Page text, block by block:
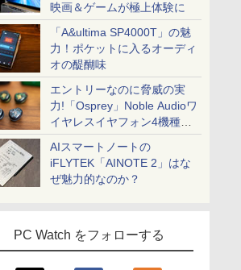
映画＆ゲームが極上体験に
「A&ultima SP4000T」の魅
力！ポケットに入るオーディ
オの醍醐味
エントリーなのに脅威の実
力!「Osprey」Noble Audioワ
イヤレスイヤフォン4機種を
一気に聴く
AIスマートノートの
iFLYTEK「AINOTE 2」はな
ぜ魅力的なのか？
PC Watch をフォローする